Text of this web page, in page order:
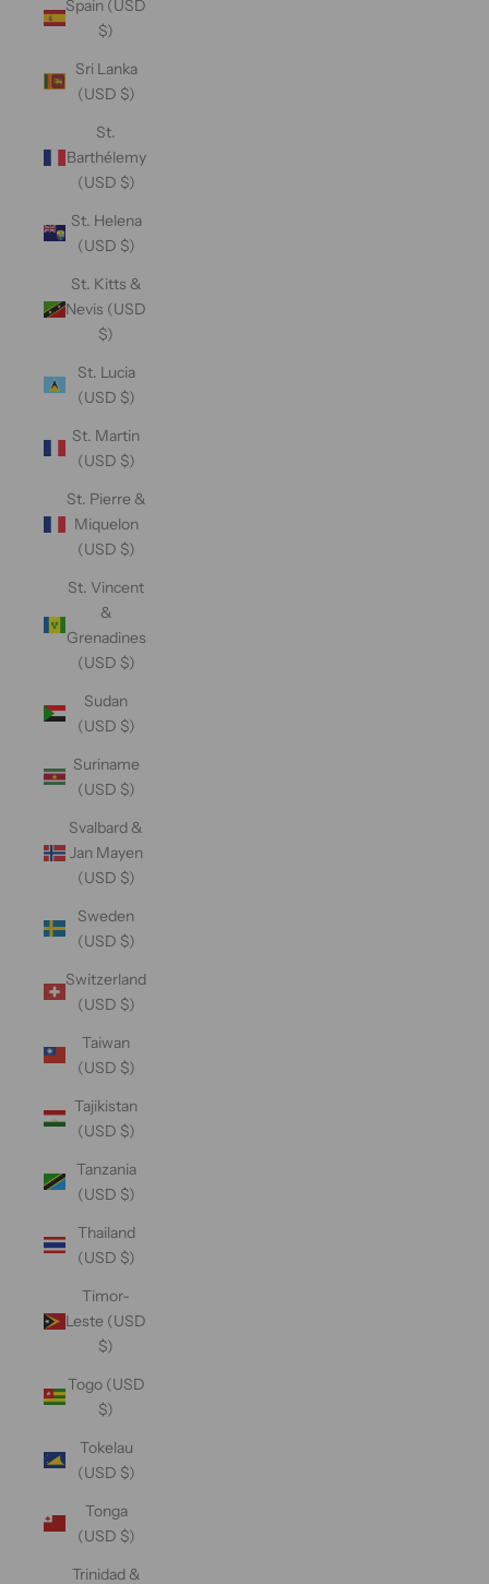
Spain (USD
$)
Sri Lanka
(USD $)
St.
Barthélemy
(USD $)
St. Helena
(USD $)
St. Kitts &
Nevis (USD
$)
St. Lucia
(USD $)
St. Martin
(USD $)
St. Pierre &
Miquelon
(USD $)
St. Vincent
&
Grenadines
(USD $)
Sudan
(USD $)
Suriname
(USD $)
Svalbard &
Jan Mayen
(USD $)
Sweden
(USD $)
Switzerland
(USD $)
Taiwan
(USD $)
Tajikistan
(USD $)
Tanzania
(USD $)
Thailand
(USD $)
Timor-
Leste (USD
$)
Togo (USD
$)
Tokelau
(USD $)
Tonga
(USD $)
Trinidad &